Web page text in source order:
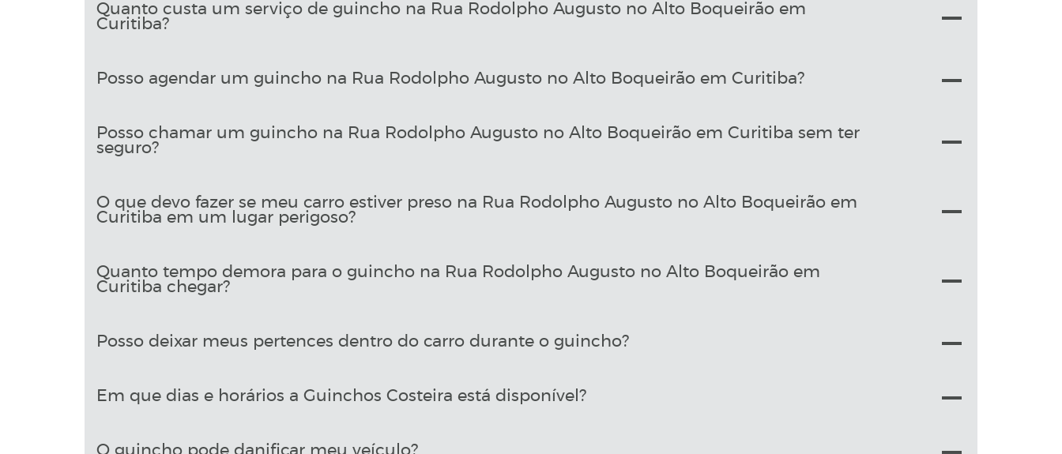
Quanto custa um serviço de guincho na Rua Rodolpho Augusto no Alto Boqueirão em
Curitiba?
Posso agendar um guincho na Rua Rodolpho Augusto no Alto Boqueirão em Curitiba?
Posso chamar um guincho na Rua Rodolpho Augusto no Alto Boqueirão em Curitiba sem ter
seguro?
O que devo fazer se meu carro estiver preso na Rua Rodolpho Augusto no Alto Boqueirão em
Curitiba em um lugar perigoso?
Quanto tempo demora para o guincho na Rua Rodolpho Augusto no Alto Boqueirão em
Curitiba chegar?
Posso deixar meus pertences dentro do carro durante o guincho?
Em que dias e horários a Guinchos Costeira está disponível?
O guincho pode danificar meu veículo?